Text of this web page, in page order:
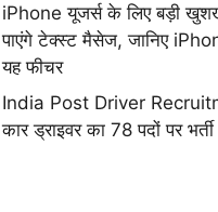
iPhone यूजर्स के लिए बड़ी
पाएंगे टेक्स्ट मैसेज, जानिए
यह फीचर
India Post Driver
कार ड्राइवर का 78 पदों पर भर्ती